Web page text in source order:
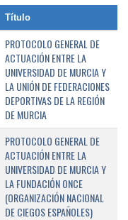
Título
PROTOCOLO GENERAL DE
ACTUACIÓN ENTRE LA
UNIVERSIDAD DE MURCIA Y
LA UNIÓN DE FEDERACIONES
DEPORTIVAS DE LA REGIÓN
DE MURCIA
PROTOCOLO GENERAL DE
ACTUACIÓN ENTRE LA
UNIVERSIDAD DE MURCIA Y
LA FUNDACIÓN ONCE
(ORGANIZACIÓN NACIONAL
DE CIEGOS ESPAÑOLES)